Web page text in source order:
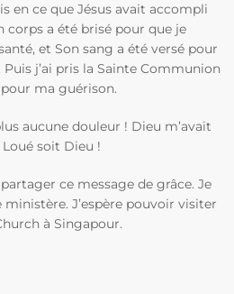
en ce que Jésus avait accompli
corps a été brisé pour que je
et Son sang a été versé pour
j’ai pris la Sainte Communion
ma guérison.
aucune douleur ! Dieu m’avait
soit Dieu !
ce message de grâce. Je
J’espère pouvoir visiter
à Singapour.